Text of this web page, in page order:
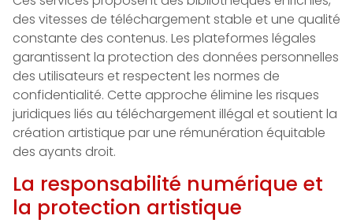
des vitesses de téléchargement stable et une qualité
constante des contenus. Les plateformes légales
garantissent la protection des données personnelles
des utilisateurs et respectent les normes de
confidentialité. Cette approche élimine les risques
juridiques liés au téléchargement illégal et soutient la
création artistique par une rémunération équitable
des ayants droit.
La responsabilité numérique et
la protection artistique